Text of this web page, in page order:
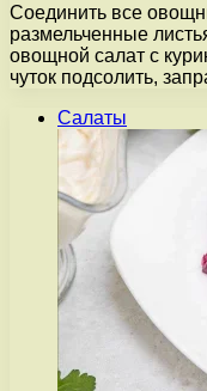
Соединить все
размельченные
овощной салат с
чуток подсолить,
Салаты